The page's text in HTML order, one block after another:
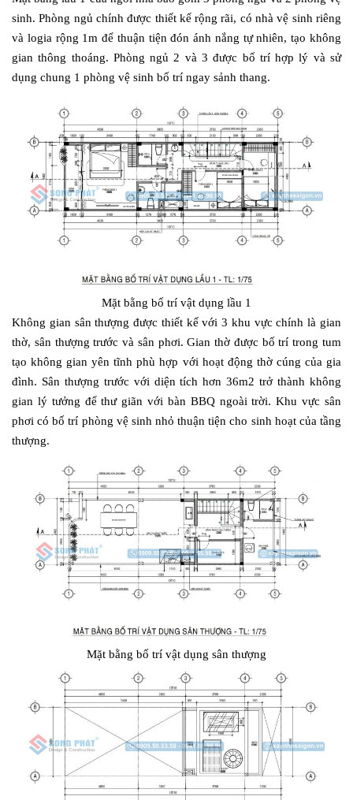
sinh. Phòng ngủ chính được thiết kế rộng rãi, có nhà vệ sinh riêng
và logia rộng 1m để thuận tiện đón ánh nắng tự nhiên, tạo không
gian thông thoáng. Phòng ngủ 2 và 3 được bố trí hợp lý và sử
dụng chung 1 phòng vệ sinh bố trí ngay sảnh thang.
Mặt bằng bố trí vật dụng lầu 1
Không gian sân thượng được thiết kế với 3 khu vực chính là gian
thờ, sân thượng trước và sân phơi. Gian thờ được bố trí trong tum
tạo không gian yên tĩnh phù hợp với hoạt động thờ cúng của gia
đình. Sân thượng trước với diện tích hơn 36m2 trở thành không
gian lý tưởng để thư giãn với bàn BBQ ngoài trời. Khu vực sân
phơi có bố trí phòng vệ sinh nhỏ thuận tiện cho sinh hoạt của tầng
thượng.
Mặt bằng bố trí vật dụng sân thượng